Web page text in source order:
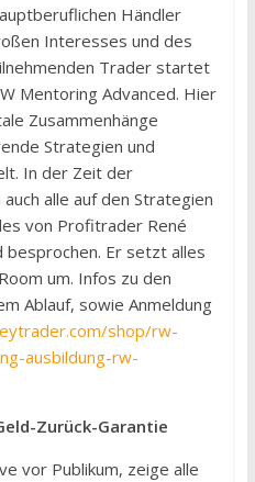
Händler
Interesses und des
Trader startet
Mentoring Advanced. Hier
Zusammenhänge
Strategien und
In der Zeit der
alle auf den Strategien
von Profitrader René
Er setzt alles
um. Infos zu den
Ablauf, sowie Anmeldung
shop/rw-
ausbildung-rw-
Zurück-Garantie
vor Publikum, zeige alle